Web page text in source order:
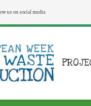
us on social media